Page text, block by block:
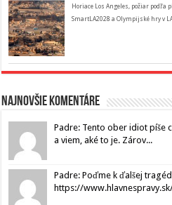
Horiace Los Angeles, požiar
SmartLA2028 a Olympijské hry v
Najnovšie komentáre
Padre: Tento ober idiot píše
a viem, aké to je. Zárov...
Padre: Poďme k ďalšej
https://